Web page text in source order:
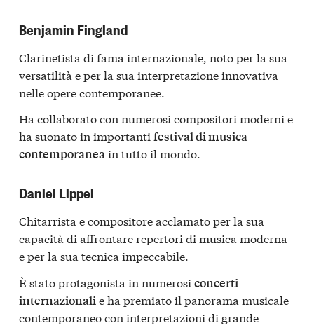
Benjamin Fingland
Clarinetista di fama internazionale, noto per la sua
versatilità e per la sua interpretazione innovativa
nelle opere contemporanee.
Ha collaborato con numerosi compositori moderni e
ha suonato in importanti festival di musica
contemporaneain tutto il mondo.
Daniel Lippel
Chitarrista e compositore acclamato per la sua
capacità di affrontare repertori di musica moderna
e per la sua tecnica impeccabile.
È stato protagonista in numerosi concerti
internazionalie ha premiato il panorama musicale
contemporaneo con interpretazioni di grande